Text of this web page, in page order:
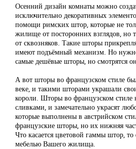
Осенний дизайн комнаты можно
исключительно декоративных
помощи римских штор, которые не
жилище от посторонних взглядов, но
от сквозняков. Такие шторы
имеют подъёмный механизм. Но
самые дешёвые шторы, но смотрятся
А вот шторы во французском стиле
веке, и такими шторами украшали
короли. Шторы во французском стиле
сливками, и замечательно украсят
которые выполнены в австрийском
французские шторы, но их нижняя
Что касается цветовой гаммы штор, то
мебелью Вашего жилища.